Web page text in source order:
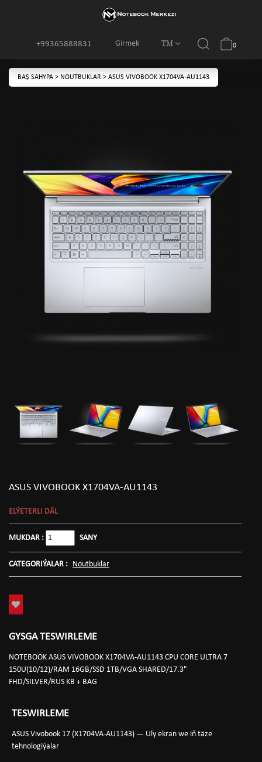
Girmek TM
+99365888831 0
BAŞ SAHYPA > NOUTBUKLAR > ASUS VIVOBOOK X1704VA-AU1143
ASUS VIVOBOOK X1704VA-AU1143
ELÝETERLI DÄL
MUKDAR : SANY
CATEGORIÝALAR : Noutbuklar
GYSGA TESWIRLEME
NOTEBOOK ASUS VIVOBOOK X1704VA-AU1143 CPU CORE ULTRA 7
150U(10/12)/RAM 16GB/SSD 1TB/VGA SHARED/17.3"
FHD/SILVER/RUS KB + BAG
TESWIRLEME
ASUS Vivobook 17 (X1704VA-AU1143) — Uly ekran we iň täze
tehnologiýalar